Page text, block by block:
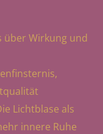
über Wirkung und
Lichtblase als
innere Ruhe